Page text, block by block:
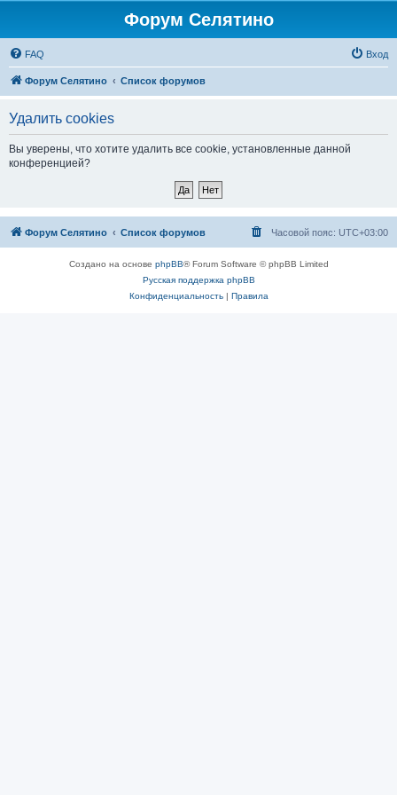
Форум Селятино
FAQ Вход
Форум Селятино Список форумов
Удалить cookies
Вы уверены, что хотите удалить все cookie, установленные данной
конференцией?
Форум Селятино Список форумов Часовой пояс: UTC+03:00
Создано на основе phpBB® Forum Software © phpBB Limited
Русская поддержка phpBB
Конфиденциальность| Правила